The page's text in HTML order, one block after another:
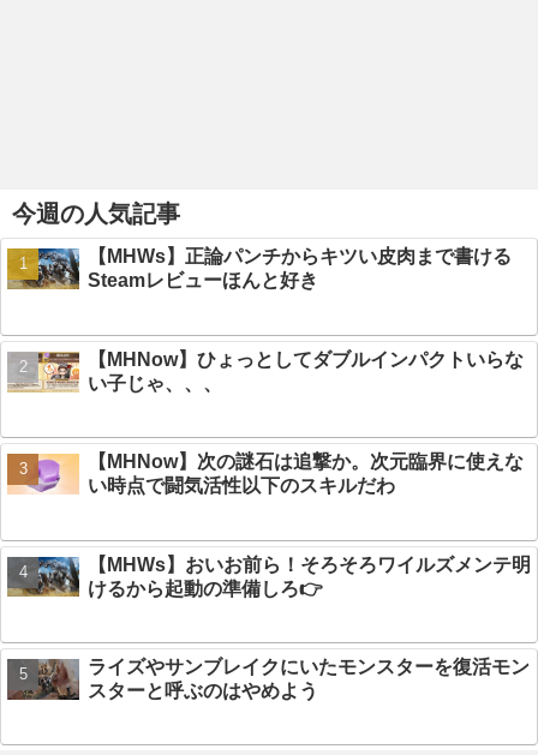
今週の人気記事
【MHWs】正論パンチからキツい皮肉まで書ける
Steamレビューほんと好き
【MHNow】ひょっとしてダブルインパクトいらな
い子じゃ、、、
【MHNow】次の謎石は追撃か。次元臨界に使えな
い時点で闘気活性以下のスキルだわ
【MHWs】おいお前ら！そろそろワイルズメンテ明
けるから起動の準備しろ👉
ライズやサンブレイクにいたモンスターを復活モン
スターと呼ぶのはやめよう